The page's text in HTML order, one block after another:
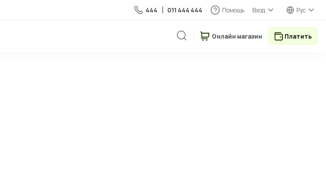
444 011 444 444 Помощь Рус
Вход
Онлайн магазин Платить